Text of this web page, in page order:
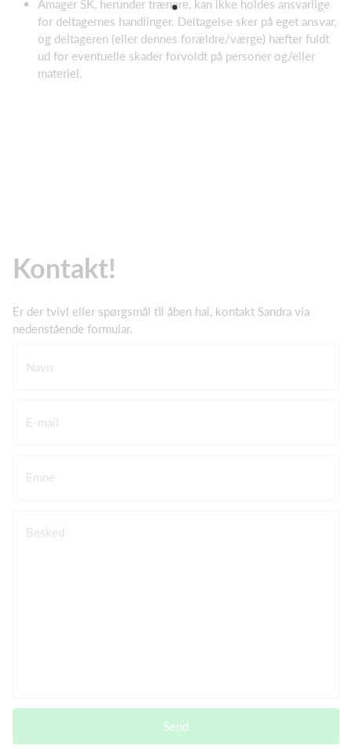
Amager SK, herunder trænere, kan ikke holdes ansvarlige
for deltagernes handlinger. Deltagelse sker på eget ansvar,
og deltageren (eller dennes forældre/værge) hæfter fuldt
ud for eventuelle skader forvoldt på personer og/eller
materiel.
Kontakt!
Er der tvivl eller spørgsmål til åben hal, kontakt Sandra via
nedenstående formular.
Navn
E-mail
Emne
Besked
Send